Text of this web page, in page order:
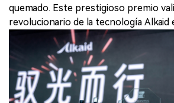
quemado. Este prestigioso premio
revolucionario de la tecnología Alkaid